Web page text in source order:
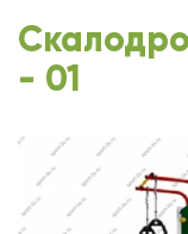
- 01